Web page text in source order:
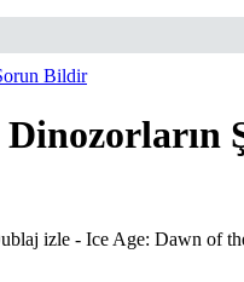
Bildir